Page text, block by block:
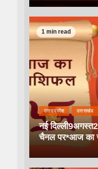
1 min read
उत्तर प्रदेश उत्तराखंड
नई
चैनल पर*आज का